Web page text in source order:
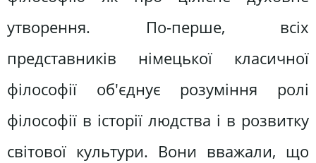
утворення. По-перше, всіх
представників німецької класичної
філософії об'єднує розуміння ролі
філософії в історії людства і в розвитку
світової культури. Вони вважали, що